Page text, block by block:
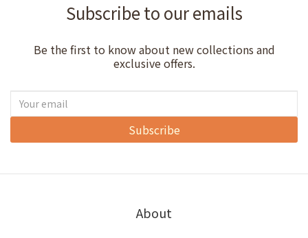
Subscribe to our emails
Be the first to know about new collections and
exclusive offers.
Subscribe
About